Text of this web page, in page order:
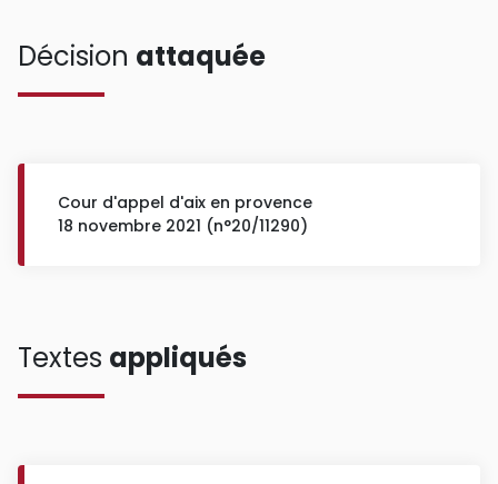
Décision attaquée
Cour d'appel d'aix en provence
18 novembre 2021 (n°20/11290)
Textes appliqués